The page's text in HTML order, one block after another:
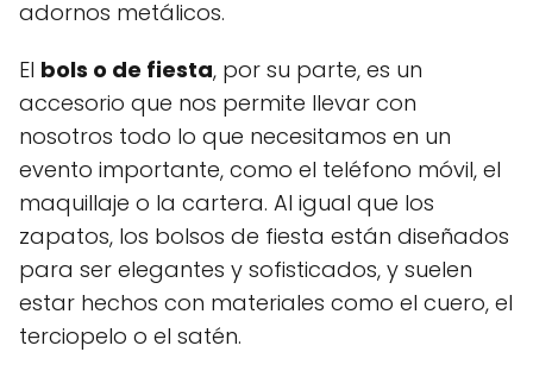
adornos metálicos.
El bols o de fiesta, por su parte, es un
accesorio que nos permite llevar con
nosotros todo lo que necesitamos en un
evento importante, como el teléfono móvil, el
maquillaje o la cartera. Al igual que los
zapatos, los bolsos de fiesta están diseñados
para ser elegantes y sofisticados, y suelen
estar hechos con materiales como el cuero, el
terciopelo o el satén.